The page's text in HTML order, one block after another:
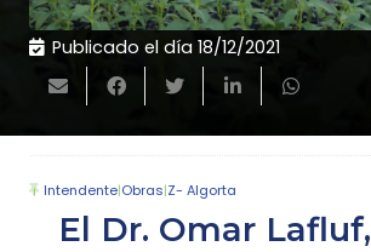
Publicado el día 18/12/2021
Intendente|Obras|Z- Algorta
El Dr. Omar Lafluf,